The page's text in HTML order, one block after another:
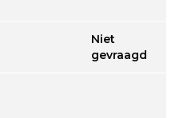
Niet
gevraagd